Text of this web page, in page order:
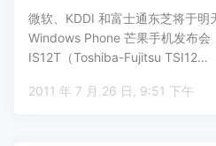
微软、KDDI 和富士通东芝将于明
Windows Phone 芒果手机发布会
IS12T（Toshiba-Fujitsu TSI12…
2011 年 7 月 26 日, 9:51 下午